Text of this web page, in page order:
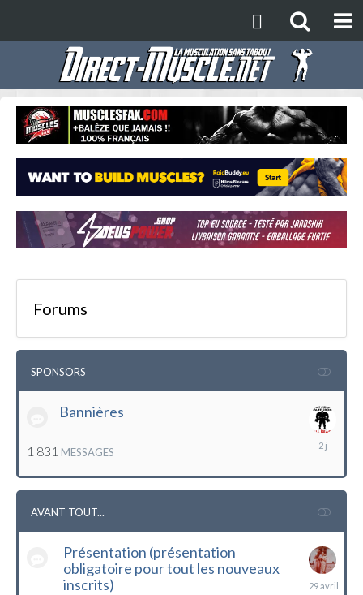
Forums
SPONSORS
Bannières
1 831 MESSAGES
lundi
AVANT TOUT...
Présentation (présentation
obligatoire pour tout les nouveaux
inscrits)
29